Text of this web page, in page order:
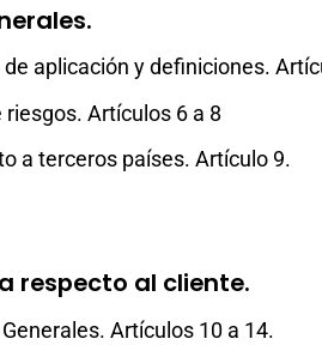
aplicación y definiciones.
Artículos 6 a 8
a terceros países. Artículo 9.
respecto al cliente.
Artículos 10 a 14.